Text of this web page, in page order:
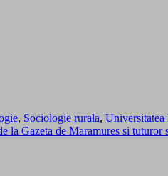
, Sociologie rurala, Universitatea
Gazeta de Maramures si